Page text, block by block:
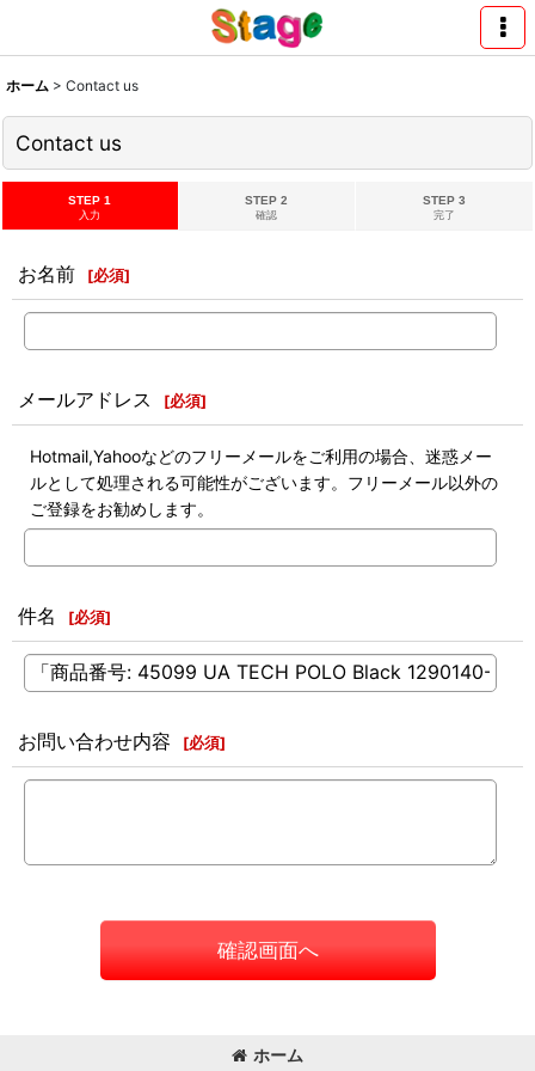
ホーム > Contact us
Contact us
STEP 1
入力
STEP 2
確認
STEP 3
完了
お名前 [必須]
メールアドレス [必須]
Hotmail,Yahooなどのフリーメールをご利用の場合、迷惑メー
ルとして処理される可能性がございます。フリーメール以外の
ご登録をお勧めします。
件名 [必須]
お問い合わせ内容 [必須]
確認画面へ
ホーム